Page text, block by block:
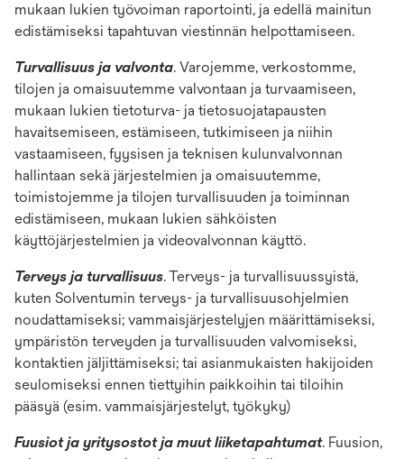
mukaan lukien työvoiman raportointi, ja edellä mainitun
edistämiseksi tapahtuvan viestinnän helpottamiseen.
Turvallisuus ja valvonta. Varojemme, verkostomme,
tilojen ja omaisuutemme valvontaan ja turvaamiseen,
mukaan lukien tietoturva- ja tietosuojatapausten
havaitsemiseen, estämiseen, tutkimiseen ja niihin
vastaamiseen, fyysisen ja teknisen kulunvalvonnan
hallintaan sekä järjestelmien ja omaisuutemme,
toimistojemme ja tilojen turvallisuuden ja toiminnan
edistämiseen, mukaan lukien sähköisten
käyttöjärjestelmien ja videovalvonnan käyttö.
Terveys ja turvallisuus. Terveys- ja turvallisuussyistä,
kuten Solventumin terveys- ja turvallisuusohjelmien
noudattamiseksi; vammaisjärjestelyjen määrittämiseksi,
ympäristön terveyden ja turvallisuuden valvomiseksi,
kontaktien jäljittämiseksi; tai asianmukaisten hakijoiden
seulomiseksi ennen tiettyihin paikkoihin tai tiloihin
pääsyä (esim. vammaisjärjestelyt, työkyky)
Fuusiot ja yritysostot ja muut liiketapahtumat. Fuusion,